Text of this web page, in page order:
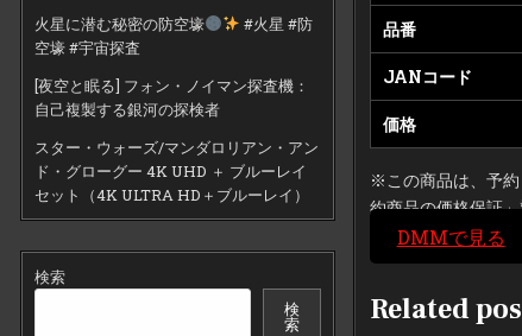
火星に潜む秘密の防空壕
#火星 #防
空壕 #宇宙探査
[夜空と眠る] フォン・ノイマン探査機：
自己複製する銀河の探検者
スター・ウォーズ/マンダロリアン・アン
ド・グローグー 4K UHD ＋ ブルーレイ
セット（4K ULTRA HD＋ブルーレイ）
検索
検
索
品番
JANコード
価格
※この商品は、予
約商品の価格保証
DMMで見る
Related